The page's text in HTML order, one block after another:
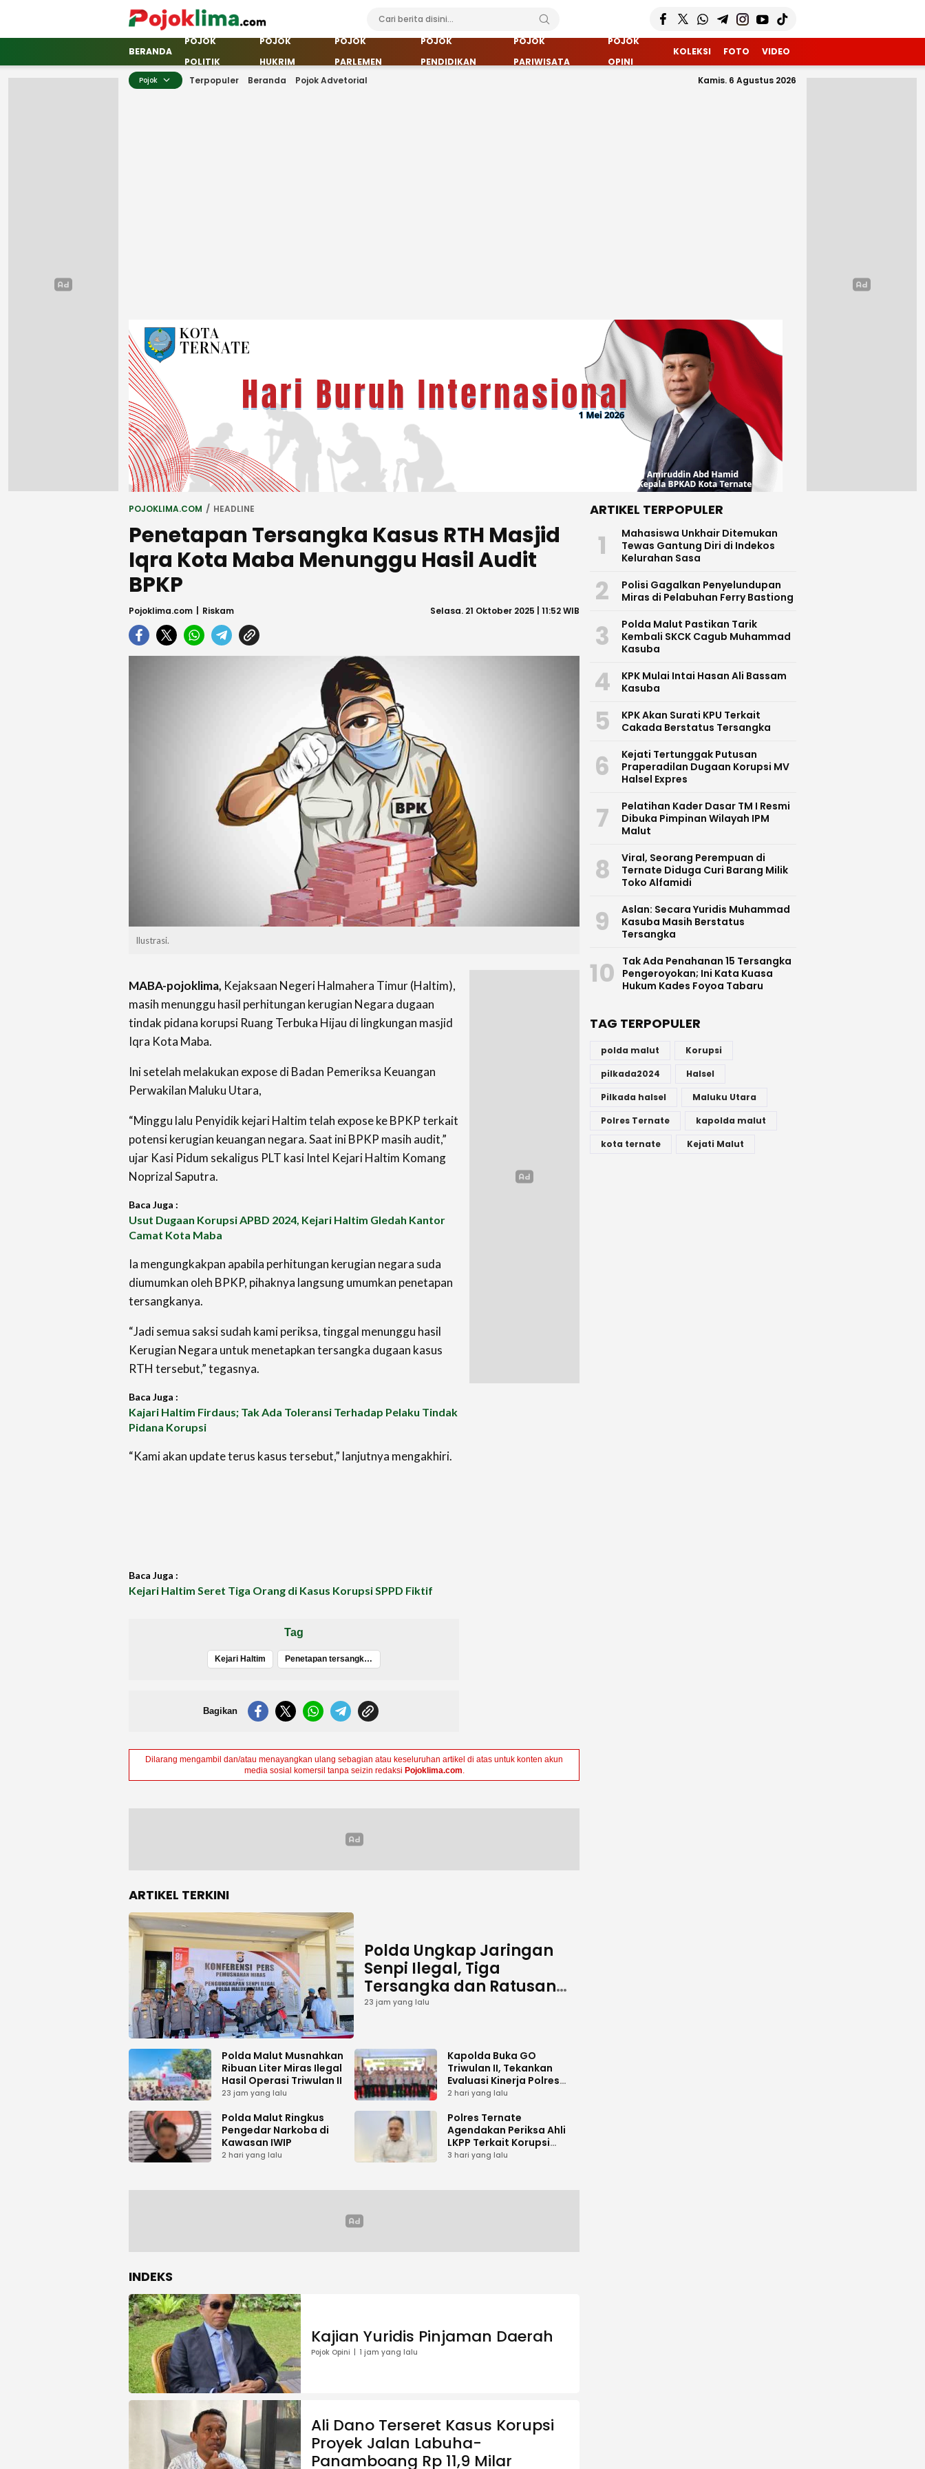
pojoklima.com
Mojokin
BERANDA
POJOK
POLITIK
POJOK
HUKRIM
POJOK
PARLEMEN
POJOK
PENDIDIKAN
POJOK
PARIWISATA
POJOK
OPINI
KOLEKSI FOTO VIDEO
Pojok Terpopuler Beranda Pojok Advetorial Kamis. 6 Agustus 2026
POJOKLIMA.COM HEADLINE
Penetapan Tersangka Kasus RTH Masjid
Iqra Kota Maba Menunggu Hasil Audit
BPKP
Pojoklima.com Riskam Selasa. 21 Oktober 2025 | 11:52 WIB
Ilustrasi.
MABA-pojoklima, Kejaksaan Negeri Halmahera Timur (Haltim),
masih menunggu hasil perhitungan kerugian Negara dugaan
tindak pidana korupsi Ruang Terbuka Hijau di lingkungan masjid
Iqra Kota Maba.
Ini setelah melakukan expose di Badan Pemeriksa Keuangan
Perwakilan Maluku Utara,
“Minggu lalu Penyidik kejari Haltim telah expose ke BPKP terkait
potensi kerugian keuangan negara. Saat ini BPKP masih audit,”
ujar Kasi Pidum sekaligus PLT kasi Intel Kejari Haltim Komang
Noprizal Saputra.
Baca Juga :
Usut Dugaan Korupsi APBD 2024, Kejari Haltim Gledah Kantor
Camat Kota Maba
Ia mengungkakpan apabila perhitungan kerugian negara suda
diumumkan oleh BPKP, pihaknya langsung umumkan penetapan
tersangkanya.
“Jadi semua saksi sudah kami periksa, tinggal menunggu hasil
Kerugian Negara untuk menetapkan tersangka dugaan kasus
RTH tersebut,” tegasnya.
Baca Juga :
Kajari Haltim Firdaus; Tak Ada Toleransi Terhadap Pelaku Tindak
Pidana Korupsi
“Kami akan update terus kasus tersebut,” lanjutnya mengakhiri.
Baca Juga :
Kejari Haltim Seret Tiga Orang di Kasus Korupsi SPPD Fiktif
Tag
Kejari Haltim Penetapan tersangka korupsi
Bagikan
Dilarang mengambil dan/atau menayangkan ulang sebagian atau keseluruhan artikel di atas untuk konten akun
media sosial komersil tanpa seizin redaksi Pojoklima.com.
ARTIKEL TERKINI
Polda Ungkap Jaringan
Senpi Ilegal, Tiga
Tersangka dan Ratusan
Amunisi Diamankan
23 jam yang lalu
Polda Malut Musnahkan
Ribuan Liter Miras Ilegal
Hasil Operasi Triwulan II
23 jam yang lalu
Kapolda Buka GO
Triwulan II, Tekankan
Evaluasi Kinerja Polres
Jajaran
2 hari yang lalu
Polda Malut Ringkus
Pengedar Narkoba di
Kawasan IWIP
2 hari yang lalu
Polres Ternate
Agendakan Periksa Ahli
LKPP Terkait Korupsi
Cold Storage
3 hari yang lalu
INDEKS
Kajian Yuridis Pinjaman Daerah
Pojok Opini 1 jam yang lalu
Ali Dano Terseret Kasus Korupsi
Proyek Jalan Labuha-
Panamboang Rp 11,9 Milar
ARTIKEL TERPOPULER
1
Mahasiswa Unkhair Ditemukan
Tewas Gantung Diri di Indekos
Kelurahan Sasa
2
Polisi Gagalkan Penyelundupan
Miras di Pelabuhan Ferry Bastiong
3
Polda Malut Pastikan Tarik
Kembali SKCK Cagub Muhammad
Kasuba
4
KPK Mulai Intai Hasan Ali Bassam
Kasuba
5
KPK Akan Surati KPU Terkait
Cakada Berstatus Tersangka
6
Kejati Tertunggak Putusan
Praperadilan Dugaan Korupsi MV
Halsel Expres
7
Pelatihan Kader Dasar TM I Resmi
Dibuka Pimpinan Wilayah IPM
Malut
8
Viral, Seorang Perempuan di
Ternate Diduga Curi Barang Milik
Toko Alfamidi
9
Aslan: Secara Yuridis Muhammad
Kasuba Masih Berstatus
Tersangka
10
Tak Ada Penahanan 15 Tersangka
Pengeroyokan; Ini Kata Kuasa
Hukum Kades Foyoa Tabaru
TAG TERPOPULER
polda malut
Korupsi
pilkada2024
Halsel
Pilkada halsel
Maluku Utara
Polres Ternate
kapolda malut
kota ternate
Kejati Malut